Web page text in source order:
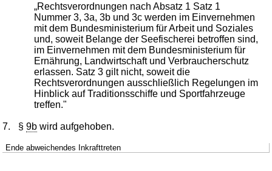
„Rechtsverordnungen nach Absatz 1 Satz 1
Nummer 3, 3a, 3b und 3c werden im Einvernehmen
mit dem Bundesministerium für Arbeit und Soziales
und, soweit Belange der Seefischerei betroffen sind,
im Einvernehmen mit dem Bundesministerium für
Ernährung, Landwirtschaft und Verbraucherschutz
erlassen. Satz 3 gilt nicht, soweit die
Rechtsverordnungen ausschließlich Regelungen im
Hinblick auf Traditionsschiffe und Sportfahrzeuge
treffen."
7. §9b wird aufgehoben.
Ende abweichendes Inkrafttreten